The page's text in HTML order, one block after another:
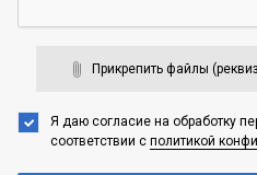
Прикрепить файлы
Я даю согласие на обработку
соответствии с политикой